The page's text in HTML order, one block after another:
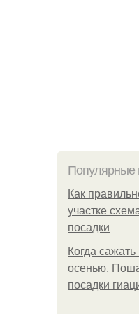
Популярные
Как
участке
посадки
Когда
осенью.
посадки